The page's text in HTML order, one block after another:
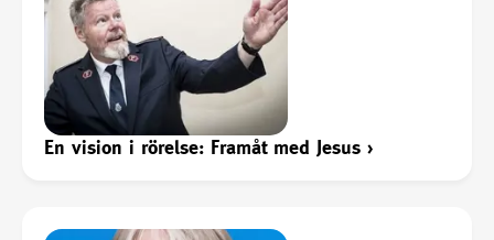
En vision i rörelse: Framåt med Jesus ›